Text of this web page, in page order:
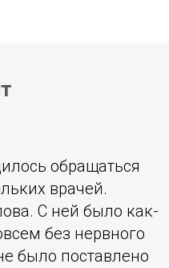
обращаться
врачей.
С ней было как-
без нервного
было поставлено